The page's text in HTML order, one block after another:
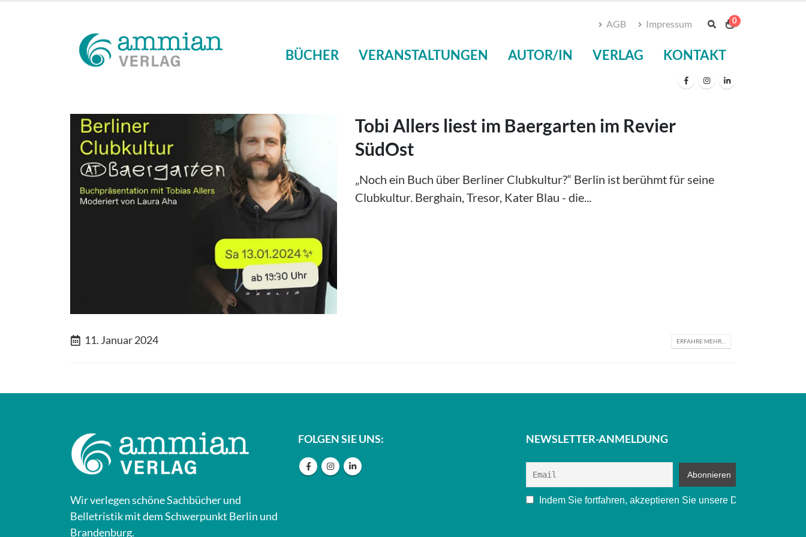
AGB Impressum 0
BÜCHER VERANSTALTUNGEN AUTOR/IN VERLAG KONTAKT
Tobi Allers liest im Baergarten im Revier
SüdOst
„Noch ein Buch über Berliner Clubkultur?“ Berlin ist berühmt für seine
Clubkultur. Berghain, Tresor, Kater Blau - die...
11. Januar 2024 ERFAHRE MEHR…
Wir verlegen schöne Sachbücher und
Belletristik mit dem Schwerpunkt Berlin und
Brandenburg.
FOLGEN SIE UNS: NEWSLETTER-ANMELDUNG
Indem Sie fortfahren, akzeptieren Sie unsere